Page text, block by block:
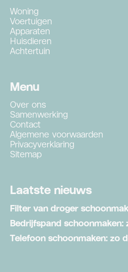
Woning
Voertuigen
Apparaten
Huisdieren
Achtertuin
Menu
Over ons
Samenwerking
Contact
Algemene voorwaarden
Privacyverklaring
Sitemap
Laatste nieuws
Filter van droger
stap voor stap
Bedrijfspand schoonmaken:
schone werkomgeving
Telefoon schoonmaken: zo